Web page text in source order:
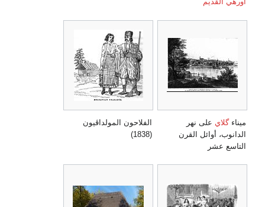
ميناءگلاي على نهر
الدانوب، أوائل القرن
التاسع عشر
الفلاحون المولداڤيون
(1838)